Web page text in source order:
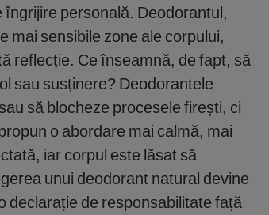
personală. Deodorantul,
mai sensibile zone ale corpului,
reflecție. Ce înseamnă, de fapt, să
sau susținere? Deodorantele
să blocheze procesele firești, ci
o abordare mai calmă, mai
iar corpul este lăsat să
unui deodorant natural devine
declarație de responsabilitate față